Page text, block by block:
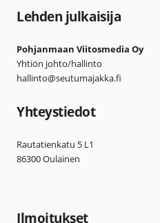
Lehden julkaisija
Pohjanmaan Viitosmedia Oy
Yhtiön johto/hallinto
hallinto@seutumajakka.fi
Yhteystiedot
Rautatienkatu 5 L1
86300 Oulainen
Ilmoitukset